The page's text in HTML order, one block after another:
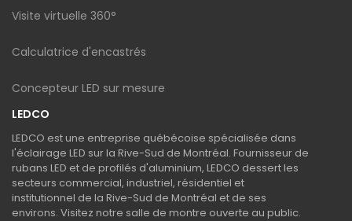
Visite virtuelle 360°
Calculatrice d'encastrés
Concepteur LED sur mesure
LEDCO
LEDCO est une entreprise québécoise spécialisée dans
l'éclairage LED sur la Rive-Sud de Montréal. Fournisseur de
rubans LED et de profilés d'aluminium, LEDCO dessert les
secteurs commercial, industriel, résidentiel et
institutionnel de la Rive-Sud de Montréal et de ses
environs. Visitez notre salle de montre ouverte au public.